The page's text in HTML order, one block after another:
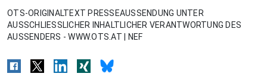
OTS-ORIGINALTEXT PRESSEAUSSENDUNG UNTER
AUSSCHLIESSLICHER INHALTLICHER VERANTWORTUNG DES
AUSSENDERS - WWW.OTS.AT | NEF